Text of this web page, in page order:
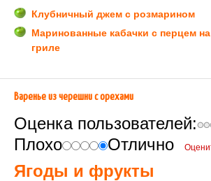
Клубничный джем с розмарином
Маринованные кабачки с перцем на
гриле
Варенье из черешни с орехами
Оценка пользователей:
Плохо
Отлично
Ягоды и фрукты